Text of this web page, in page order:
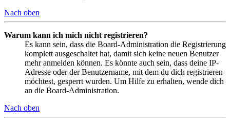
Nach oben
Warum kann ich mich nicht registrieren?
Es kann sein, dass die Board-Administration die Registrierung
komplett ausgeschaltet hat, damit sich keine neuen Benutzer
mehr anmelden können. Es könnte auch sein, dass deine IP-
Adresse oder der Benutzername, mit dem du dich registrieren
möchtest, gesperrt wurden. Um Hilfe zu erhalten, wende dich
an die Board-Administration.
Nach oben